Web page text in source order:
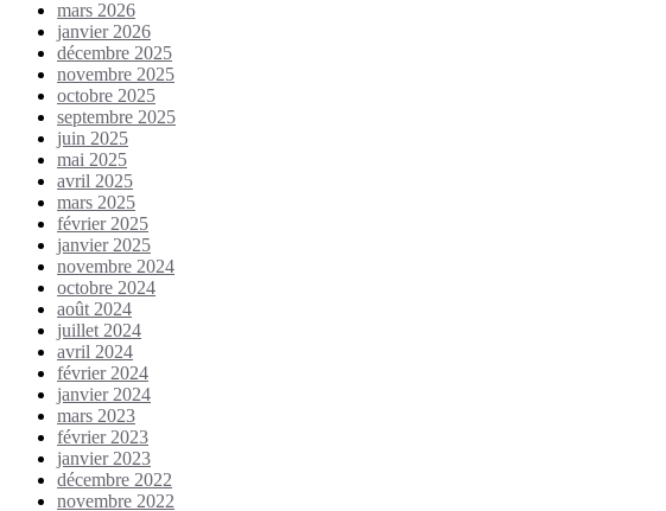
mars 2026
janvier 2026
décembre 2025
novembre 2025
octobre 2025
septembre 2025
juin 2025
mai 2025
avril 2025
mars 2025
février 2025
janvier 2025
novembre 2024
octobre 2024
août 2024
juillet 2024
avril 2024
février 2024
janvier 2024
mars 2023
février 2023
janvier 2023
décembre 2022
novembre 2022